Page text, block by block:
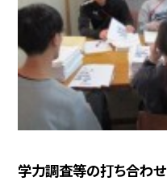
学力調査等の打ち合わせ